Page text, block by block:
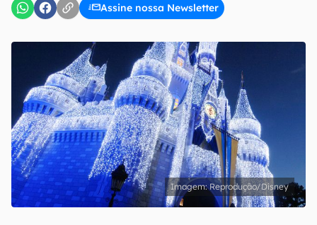
Assine nossa Newsletter
Confirmo que li, aceito e concordo com os Termos de
Uso e Política de Privacidade do Canaltech.
Reprodução/Disney